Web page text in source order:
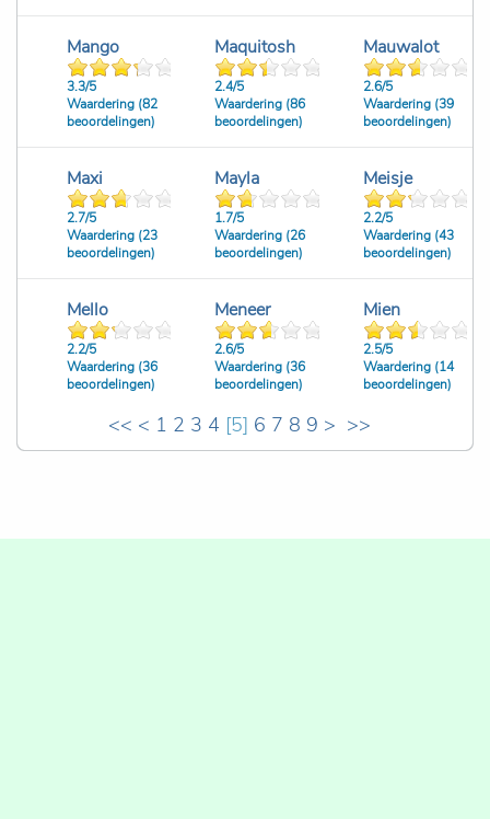
Mango
3.3/5
Waardering (82
beoordelingen)
Maquitosh
2.4/5
Waardering (86
beoordelingen)
Mauwalot
2.6/5
Waardering (39
beoordelingen)
Maxi
2.7/5
Waardering (23
beoordelingen)
Mayla
1.7/5
Waardering (26
beoordelingen)
Meisje
2.2/5
Waardering (43
beoordelingen)
Mello
2.2/5
Waardering (36
beoordelingen)
Meneer
2.6/5
Waardering (36
beoordelingen)
Mien
2.5/5
Waardering (14
beoordelingen)
<< < 1 2 3 4 [5] 6 7 8 9 > >>